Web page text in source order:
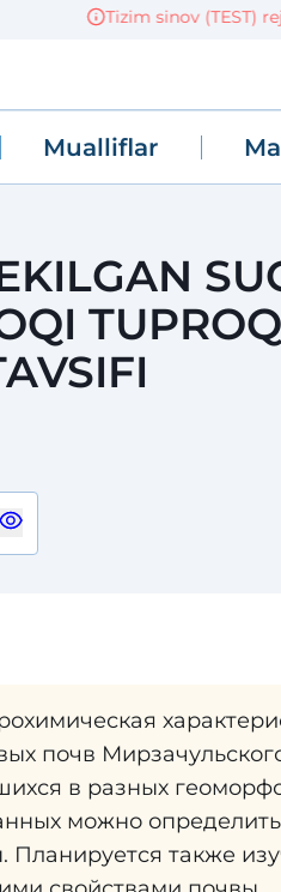
Tizim sinov (TEST)
Mualliflar
почв
в разных
можно
также